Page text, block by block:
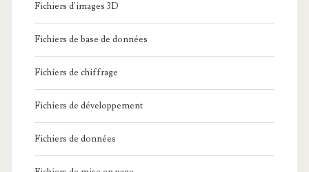
Fichiers d'images 3D
Fichiers de base de données
Fichiers de chiffrage
Fichiers de développement
Fichiers de données